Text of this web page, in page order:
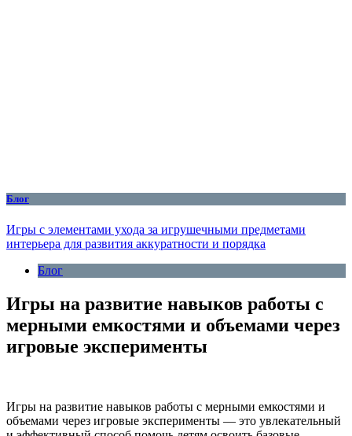
Блог
Игры с элементами ухода за игрушечными предметами
интерьера для развития аккуратности и порядка
Блог
Игры на развитие навыков работы с
мерными емкостями и объемами через
игровые эксперименты
Игры на развитие навыков работы с мерными емкостями и
объемами через игровые эксперименты — это увлекательный